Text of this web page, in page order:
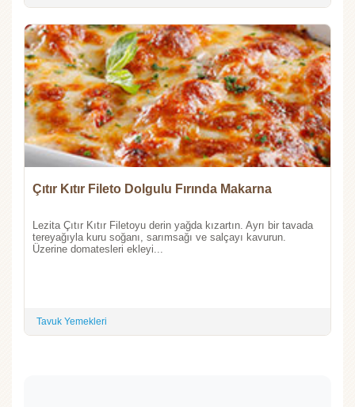
Çıtır Kıtır Fileto Dolgulu Fırında Makarna
Lezita Çıtır Kıtır Filetoyu derin yağda kızartın. Ayrı bir tavada
tereyağıyla kuru soğanı, sarımsağı ve salçayı kavurun.
Üzerine domatesleri ekleyi...
Tavuk Yemekleri